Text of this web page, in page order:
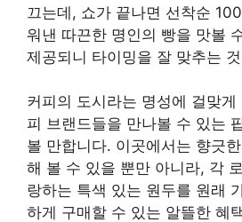
끄는데, 쇼가 끝나면 선착순
워낸 따끈한 명인의 빵을 맛볼
제공되니 타이밍을 잘 맞추는
커피의 도시라는 명성에 걸맞게
피 브랜드들을 만나볼 수 있는
볼 만합니다. 이곳에서는 향긋
해 볼 수 있을 뿐만 아니라, 각
랑하는 특색 있는 원두를 원래
하게 구매할 수 있는 알뜰한 혜